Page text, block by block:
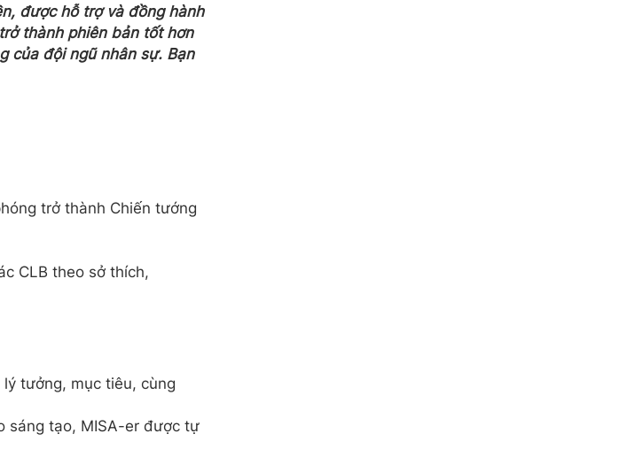
được hỗ trợ và đồng hành
thành phiên bản tốt hơn
của đội ngũ nhân sự. Bạn
trở thành Chiến tướng
CLB theo sở thích,
tưởng, mục tiêu, cùng
sáng tạo, MISA-er được tự